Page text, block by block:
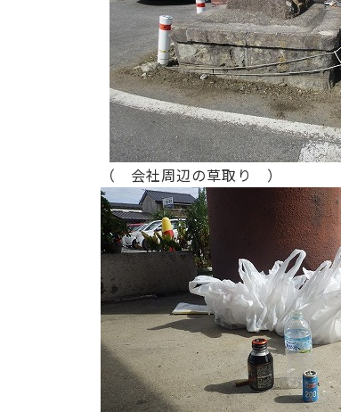
（ 会社周辺の草取り ）